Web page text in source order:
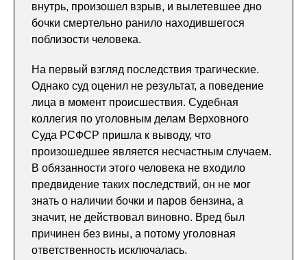
внутрь, произошел взрыв, и вылетевшее дно
бочки смертельно ранило находившегося
поблизости человека.
На первый взгляд последствия трагические.
Однако суд оценил не результат, а поведение
лица в момент происшествия. Судебная
коллегия по уголовным делам Верховного
Суда РСФСР пришла к выводу, что
произошедшее является несчастным случаем.
В обязанности этого человека не входило
предвидение таких последствий, он не мог
знать о наличии бочки и паров бензина, а
значит, не действовал виновно. Вред был
причинен без вины, а потому уголовная
ответственность исключалась.